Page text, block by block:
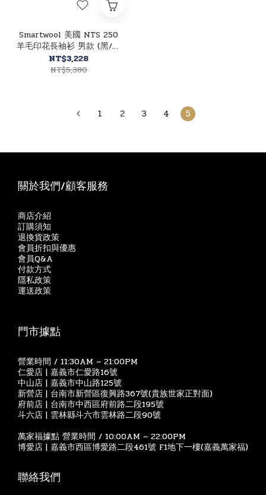
Smartwool 美國 NTS 250
羊毛印花長袖衫 男款 (黑/淺
灰) 美麗諾/保暖/排汗透氣
12SW601007
NT$3,228
NT$5,380
1 2 3 4 5
關於我們/顧客服務
商店介紹
訂購須知
退換貨政策
會員折扣與優惠
會員Q&A
付款方式
隱私政策
運送政策
門市據點
營業時間 / 11:30AM ~ 21:00PM
仁愛店 | 嘉義市仁愛路16號
中山店 | 嘉義市中山路125號
新營店 | 台南市新營區復興路367號(貴族世家正對面)
府前店 | 台南市中西區府前路二段195號
斗六店 | 雲林縣斗六市雲林路二段90號
萬家福據點 營業時間 / 10:00AM ~ 22:00PM
博愛店 | 嘉義市西區博愛路二段461號 F1地下一樓(嘉義萬家福)
聯絡我們